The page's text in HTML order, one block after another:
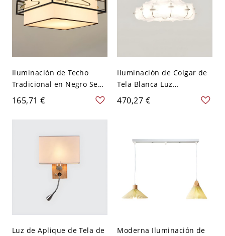
Iluminación de Techo
Tradicional en Negro Semi
Plafón de Tela para Sala -
Negro 110 A 120 V 2
165,71 €
Iluminación de Colgar de
Tela Blanca Luz
Suspendida Irregular
Modernista para Sala -
470,27 €
Luz de Aplique de Tela de
Moderna Iluminación de